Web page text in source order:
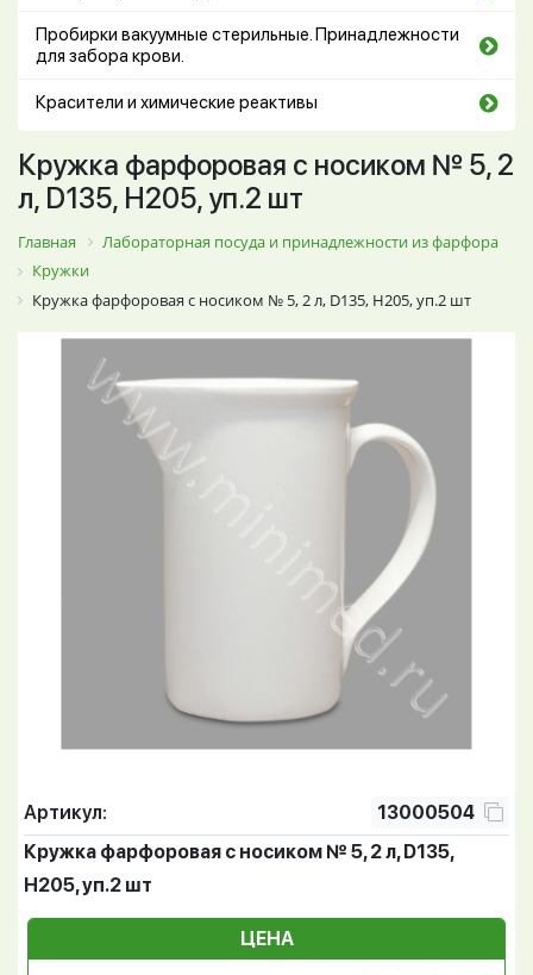
Пробирки вакуумные стерильные. Принадлежности
для забора крови.
Красители и химические реактивы
Кружка фарфоровая с носиком № 5, 2
л, D135, Н205, уп.2 шт
Главная
Лабораторная посуда и принадлежности из фарфора
Кружки
Кружка фарфоровая с носиком № 5, 2 л, D135, Н205, уп.2 шт
Артикул:
13000504
Кружка фарфоровая с носиком № 5, 2 л, D135,
Н205, уп.2 шт
ЦЕНА